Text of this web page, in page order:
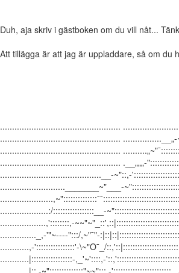
Duh, aja skriv i gästboken om du vill nåt...
Att tillägga är att jag är uppladdare, så om du
..................................................
.................................................. ................__„-
..................................................
.................................................. .__„„„-
..........................................__-~"::,-
..........................._______~"___-
....................:/:::::::::::::::::__-
...................,'::::::::,-
..............._,-'"~----":::/,~"¯"-
............,-'::::::::::::::::'-\~"O¯_/
............|:::::::::::::::::-,_'~'::::,-
............|::,-~"::::::::::::::"~~":::,-